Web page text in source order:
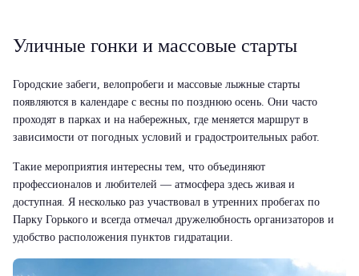
Уличные гонки и массовые старты
Городские забеги, велопробеги и массовые лыжные старты
появляются в календаре с весны по позднюю осень. Они часто
проходят в парках и на набережных, где меняется маршрут в
зависимости от погодных условий и градостроительных работ.
Такие мероприятия интересны тем, что объединяют
профессионалов и любителей — атмосфера здесь живая и
доступная. Я несколько раз участвовал в утренних пробегах по
Парку Горького и всегда отмечал дружелюбность организаторов и
удобство расположения пунктов гидратации.